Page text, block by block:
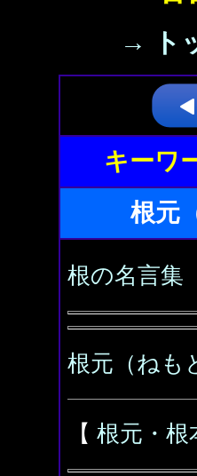
→ ト
キーワ
根元
根の名言集
根元（ねも
【 根元・根